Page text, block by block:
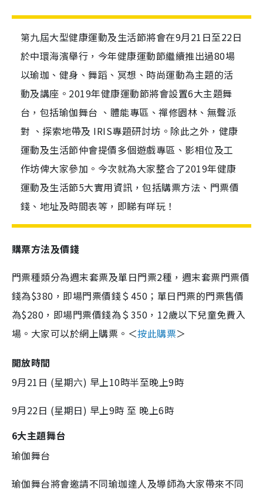
第九屆大型健康運動及生活節將會在9月21日至22日
於中環海濱舉行，今年健康運動節繼續推出過80場
以瑜珈、健身、舞蹈、冥想、時尚運動為主題的活
動及講座。2019年健康運動節將會設置6大主題舞
台，包括瑜伽舞台 、體能專區、禪修園林、無聲派
對 、探索地帶及 IRIS專題研討坊。除此之外，健康
運動及生活節仲會提價多個遊戲專區、影相位及工
作坊俾大家參加。今次就為大家整合了2019年健康
運動及生活節5大實用資訊，包括購票方法、門票價
錢、地址及時間表等，即睇有咩玩！
購票方法及價錢
門票種類分為週末套票及單日門票2種，週末套票門票價
錢為$380，即場門票價錢＄450；單日門票的門票售價
為$280，即場門票價錢為＄350，12歲以下兒童免費入
場。大家可以於網上購票。＜按此購票＞
開放時間
9月21日 (星期六) 早上10時半至晚上9時
9月22日 (星期日) 早上9時 至 晚上6時
6大主題舞台
瑜伽舞台
瑜伽舞台將會邀請不同瑜珈達人及導師為大家帶來不同